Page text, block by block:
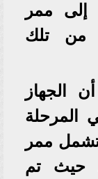
إلى ممر
من تلك
الجهاز
المرحلة
تشمل ممر
حيث تم